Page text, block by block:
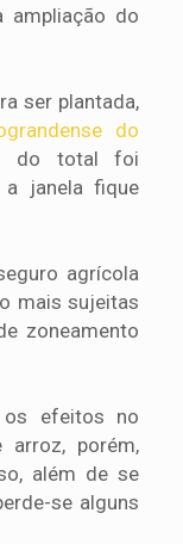
ampliação do
ser plantada,
do
do total foi
janela fique
agrícola
mais sujeitas
zoneamento
efeitos no
arroz, porém,
além de se
se alguns